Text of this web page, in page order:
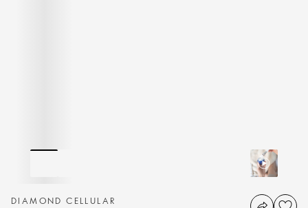
DIAMOND CELLULAR